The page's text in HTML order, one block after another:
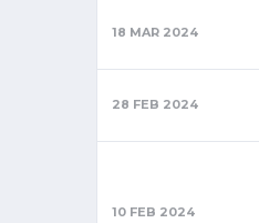
18 MAR 2024
28 FEB 2024
10 FEB 2024